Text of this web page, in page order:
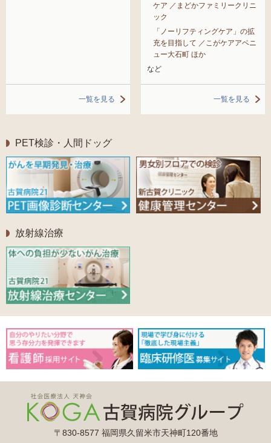
一覧を見る
ケア ／まどかファミリークリニ
ック
「ノーリフティングケア」の拡
充を目指して ／こがケアアベニ
ュー大石町 ほか
など
一覧を見る
PET検診・人間ドッグ
放射線治療
〒830-8577 福岡県久留米市天神町120番地